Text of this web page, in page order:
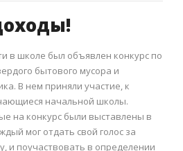
в школе был объявлен конкурс по
бытового мусора и
В нем приняли участие, к
начальной школы.
на конкурс были выставлены в
мог отдать свой голос за
и поучаствовать в определении